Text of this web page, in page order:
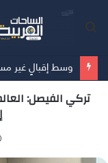
تركي الفيصل: